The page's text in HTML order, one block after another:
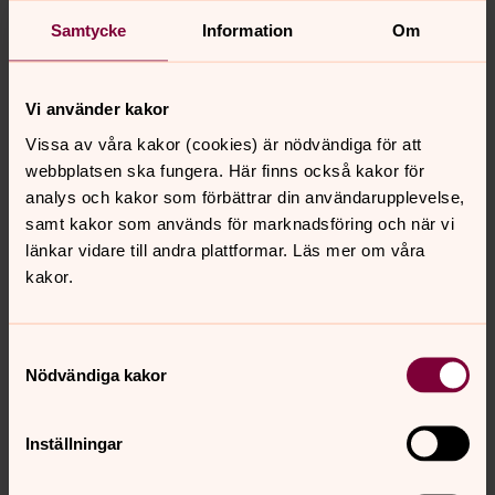
Samtycke Information Om
Vi använder kakor
Vissa av våra kakor (cookies) är nödvändiga för att
webbplatsen ska fungera. Här finns också kakor för
analys och kakor som förbättrar din användarupplevelse,
samt kakor som används för marknadsföring och när vi
länkar vidare till andra plattformar. Läs mer om våra
kakor.
Nödvändiga kakor
Inställningar
”Det är något bortom bergen, bortom blommorna
och sången, det är något bortom stjärnor, bakom
Dan Andersson
Pilgrimen idag
Intresset för pilgrimsvandring ökar stadigt, inte så
mycket som uttryck för helgondyrkan utan mera som
medel för ett andligt sökande, en inre resa. Att
också på ett ökat behov att komma ifrån den stressiga
dagens rastlösa människas behov av detta är så
Som pilgrim har man alltid två vandringsriktningar, den
yttre vandringen och den inre vandringen. Liksom en